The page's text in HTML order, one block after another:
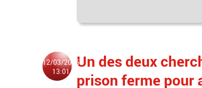
12/03/2025
13:01
Un des deux
prison ferme pour